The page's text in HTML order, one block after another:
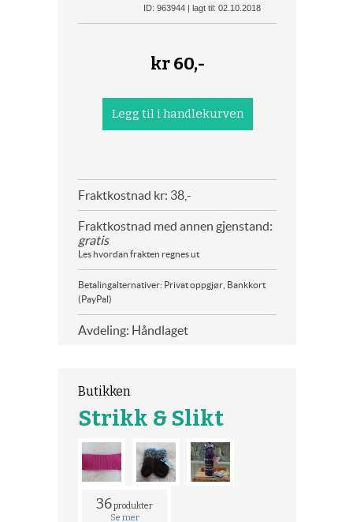
ID: 963944 | lagt til: 02.10.2018
kr60,-
Fraktkostnad kr: 38,-
Fraktkostnad med annen gjenstand:
gratis
Les hvordan frakten regnes ut
Betalingalternativer: Privat oppgjør, Bankkort
(PayPal)
Avdeling: Håndlaget
Butikken
Strikk & Slikt
36produkter
Se mer